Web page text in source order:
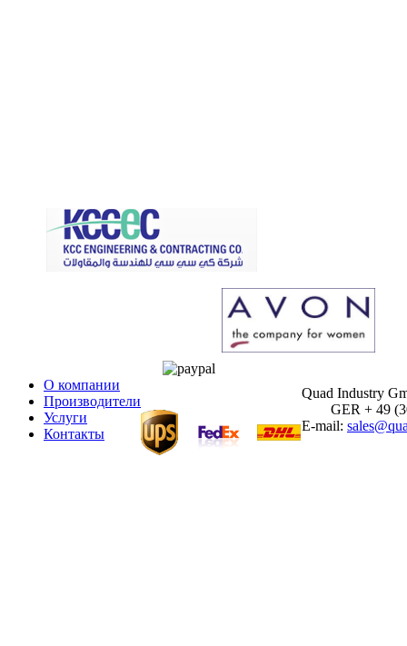
О компании
Производители
Услуги
Контакты
Quad Industry
GER + 49
E-mail: